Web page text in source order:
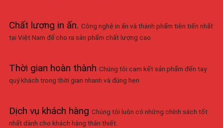
Chất lượng in ấn. Công nghệ in ấn và thành phẩm tiên tiến nhất
tại Việt Nam để cho ra sản phẩm chất lượng cao
Thời gian hoàn thành Chúng tôi cam kết sản phẩm đến tay
quý khách trong thời gian nhanh và đúng hẹn
Dịch vụ khách hàng Chúng tôi luôn có những chính sách tốt
nhất dành cho khách hàng thân thiết.